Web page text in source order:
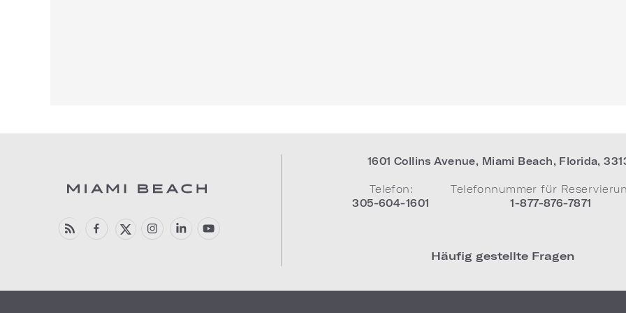
1601 Collins Avenue, Miami Beach, Florida,
Telefon:
305-604-1601
Telefonnummer für
1-877-876-7871
Häufig gestellte Fragen